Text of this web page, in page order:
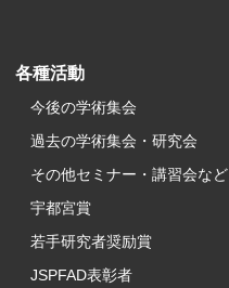
各種活動
今後の学術集会
過去の学術集会・研究会
その他セミナー・講習会など
宇都宮賞
若手研究者奨励賞
JSPFAD表彰者